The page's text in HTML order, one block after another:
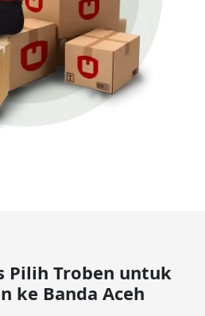
Pilih Troben untuk
ke Banda Aceh